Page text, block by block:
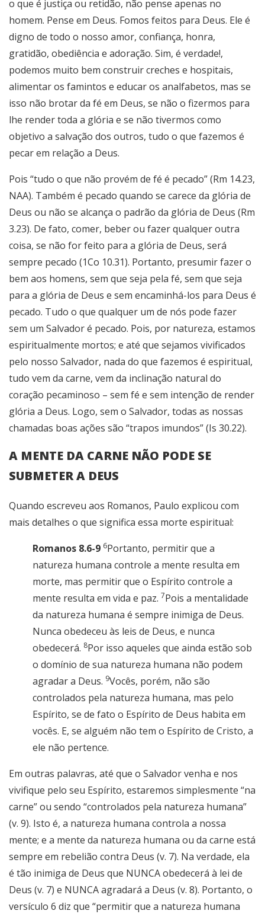
o que é justiça ou retidão, não pense apenas no
homem. Pense em Deus. Fomos feitos para Deus. Ele é
digno de todo o nosso amor, confiança, honra,
gratidão, obediência e adoração. Sim, é verdade!,
podemos muito bem construir creches e hospitais,
alimentar os famintos e educar os analfabetos, mas se
isso não brotar da fé em Deus, se não o fizermos para
lhe render toda a glória e se não tivermos como
objetivo a salvação dos outros, tudo o que fazemos é
pecar em relação a Deus.
Pois “tudo o que não provém de fé é pecado” (Rm 14.23,
NAA). Também é pecado quando se carece da glória de
Deus ou não se alcança o padrão da glória de Deus (Rm
3.23). De fato, comer, beber ou fazer qualquer outra
coisa, se não for feito para a glória de Deus, será
sempre pecado (1Co 10.31). Portanto, presumir fazer o
bem aos homens, sem que seja pela fé, sem que seja
para a glória de Deus e sem encaminhá-los para Deus é
pecado. Tudo o que qualquer um de nós pode fazer
sem um Salvador é pecado. Pois, por natureza, estamos
espiritualmente mortos; e até que sejamos vivificados
pelo nosso Salvador, nada do que fazemos é espiritual,
tudo vem da carne, vem da inclinação natural do
coração pecaminoso – sem fé e sem intenção de render
glória a Deus. Logo, sem o Salvador, todas as nossas
chamadas boas ações são “trapos imundos” (Is 30.22).
A MENTE DA CARNE NÃO PODE SE
SUBMETER A DEUS
Quando escreveu aos Romanos, Paulo explicou com
mais detalhes o que significa essa morte espiritual:
Romanos 8.6-9 6Portanto, permitir que a
natureza humana controle a mente resulta em
morte, mas permitir que o Espírito controle a
mente resulta em vida e paz. 7Pois a mentalidade
da natureza humana é sempre inimiga de Deus.
Nunca obedeceu às leis de Deus, e nunca
obedecerá. 8Por isso aqueles que ainda estão sob
o domínio de sua natureza humana não podem
agradar a Deus. 9Vocês, porém, não são
controlados pela natureza humana, mas pelo
Espírito, se de fato o Espírito de Deus habita em
vocês. E, se alguém não tem o Espírito de Cristo, a
ele não pertence.
Em outras palavras, até que o Salvador venha e nos
vivifique pelo seu Espírito, estaremos simplesmente “na
carne” ou sendo “controlados pela natureza humana”
(v. 9). Isto é, a natureza humana controla a nossa
mente; e a mente da natureza humana ou da carne está
sempre em rebelião contra Deus (v. 7). Na verdade, ela
é tão inimiga de Deus que NUNCA obedecerá à lei de
Deus (v. 7) e NUNCA agradará a Deus (v. 8). Portanto, o
versículo 6 diz que “permitir que a natureza humana